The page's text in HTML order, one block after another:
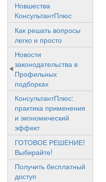
Новшества
КонсультантПлюс
Как решать вопросы
легко и просто
Новости
законодательства в
Профильных
подборках
КонсультантПлюс:
практика применения
и экономический
эффект
ГОТОВОЕ РЕШЕНИЕ!
Выбирайте!
Получить бесплатный
доступ